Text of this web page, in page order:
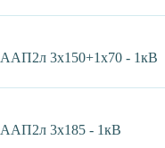
ААП2л 3х150+1х70 - 1кВ
ААП2л 3х185 - 1кВ